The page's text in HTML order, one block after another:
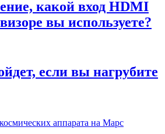
какой вход HDMI
вы используете?
если вы нагрубите
аппарата на Марс